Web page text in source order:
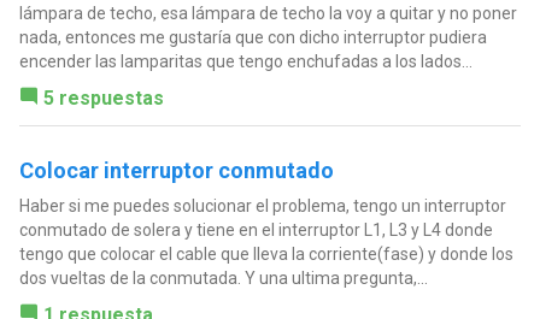
lámpara de techo, esa lámpara de techo la voy a quitar y no poner
nada, entonces me gustaría que con dicho interruptor pudiera
encender las lamparitas que tengo enchufadas a los lados...
5 respuestas
Colocar interruptor conmutado
Haber si me puedes solucionar el problema, tengo un interruptor
conmutado de solera y tiene en el interruptor L1, L3 y L4 donde
tengo que colocar el cable que lleva la corriente(fase) y donde los
dos vueltas de la conmutada. Y una ultima pregunta,...